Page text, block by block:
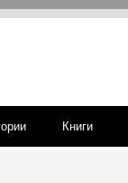
Книги